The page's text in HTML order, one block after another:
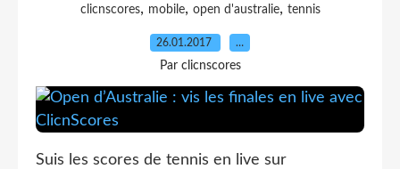
clicnscores, mobile, open d'australie, tennis
26.01.2017 …
Par clicnscores
Suis les scores de tennis en live sur